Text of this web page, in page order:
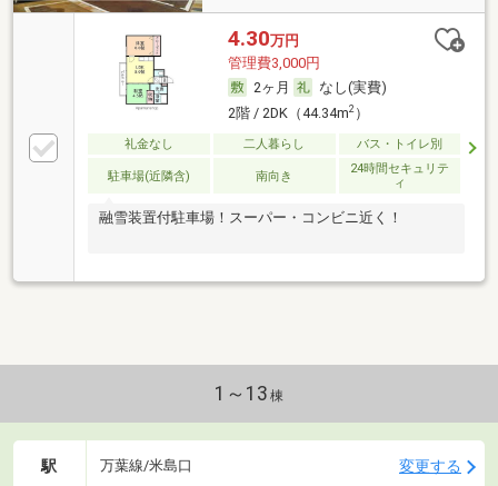
4.30万円
管理費3,000円
2ヶ月
なし(実費)
2階 / 2DK（44.34m2）
礼金なし 二人暮らし バス・トイレ別
駐車場(近隣含) 南向き
24時間セキュリテ
ィ
融雪装置付駐車場！スーパー・コンビニ近く！
1～13 棟
駅 万葉線/米島口 変更する